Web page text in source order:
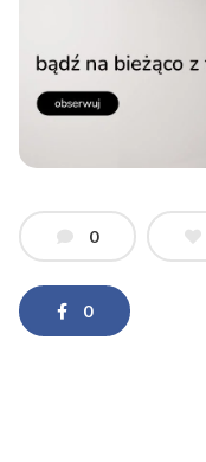
0
0